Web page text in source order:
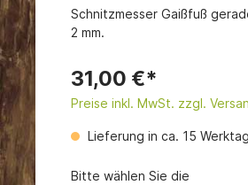
Schnitzmesser Gaißfuß
2 mm.
31,00 €*
Preise inkl. MwSt. zzgl.
Lieferung in ca. 15
Bitte wählen Sie die